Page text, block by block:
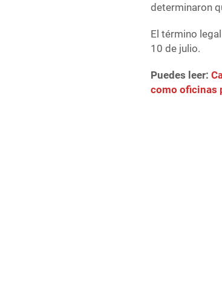
determinaron
El término
10 de julio.
Puedes leer:
como oficinas